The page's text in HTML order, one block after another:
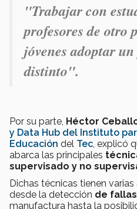
"Trabajar con
profesores de otro
jóvenes adoptar
distinto".
Por su parte, Héctor
y Data Hub del Instituto
Educación del Tec, explicó
abarca las principales
supervisado y no
Dichas técnicas tienen
desde la detección de
manufactura hasta la